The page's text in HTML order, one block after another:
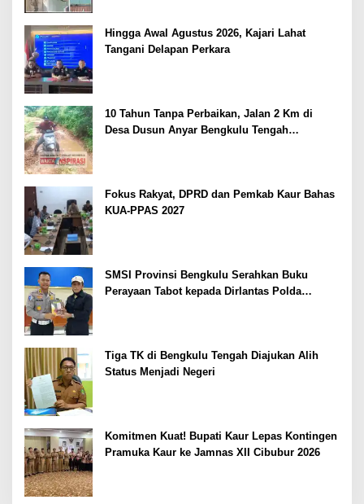
Hingga Awal Agustus 2026, Kajari Lahat
Tangani Delapan Perkara
10 Tahun Tanpa Perbaikan, Jalan 2 Km di
Desa Dusun Anyar Bengkulu Tengah
Fokus Rakyat, DPRD dan Pemkab Kaur Bahas
KUA-PPAS 2027
SMSI Provinsi Bengkulu Serahkan Buku
Perayaan Tabot kepada Dirlantas Polda
Tiga TK di Bengkulu Tengah Diajukan Alih
Status Menjadi Negeri
Komitmen Kuat! Bupati Kaur Lepas Kontingen
Pramuka Kaur ke Jamnas XII Cibubur 2026